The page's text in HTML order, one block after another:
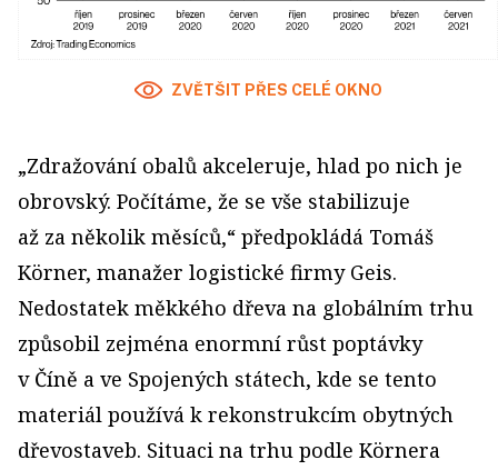
ZVĚTŠIT PŘES CELÉ OKNO
„Zdražování obalů akceleruje, hlad po nich je
obrovský. Počítáme, že se vše stabilizuje
až za několik měsíců,“ předpokládá Tomáš
Körner, manažer logistické firmy Geis.
Nedostatek měkkého dřeva na globálním trhu
způsobil zejména enormní růst poptávky
v Číně a ve Spojených státech, kde se tento
materiál používá k rekonstrukcím obytných
dřevostaveb. Situaci na trhu podle Körnera